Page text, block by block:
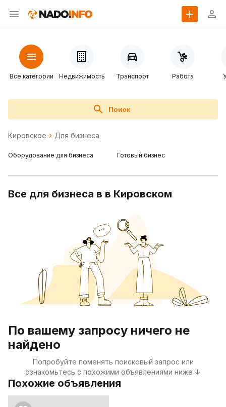
Все категории Недвижимость Транспорт Работа
Поиск
Кировское Для бизнеса
Оборудование для бизнеса Готовый бизнес
Все для бизнеса в в Кировском
По вашему запросу ничего не
найдено
Попробуйте поменять поисковый запрос или
ознакомьтесь с похожими объявлениями ниже ↓
Похожие объявления